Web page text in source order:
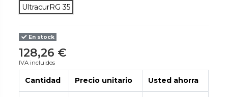
UltracurRG 35
En stock
128,26 €
IVA incluidos
Cantidad Precio unitario Usted ahorra